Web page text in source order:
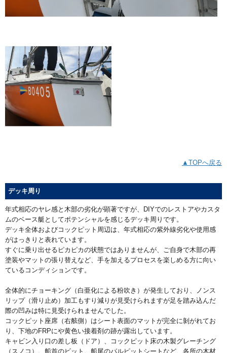
▲TOPへ戻る
デッキ周り
年式相応のヤレ感と木部の劣化が顕著ですが、DIYでのレストアやカスタ
ムのベース艇としてポテンシャルを感じるデッキ周りです。
デッキ全体およびコックピット周辺は、年式相応の紫外線劣化や使用感
がはっきりと表れています。
すぐに乗り出せるピカピカの状態ではありませんが、ご自身で木部の再
塗装やマットの張り替えなど、手を加えるプロセスを楽しめる方に向い
ているコンディションです。
全体的にチョーキング（白亜化による粉吹き）が発生しており、ノンス
リップ（滑り止め）加工もすり減りが見受けられますが足を踏み込んだ
際の凹みは特に見受けられませんでした。
コックピット座席（右舷側）はシート表面のマットが完全に剝がれてお
り、下地のFRPにや黄色い接着剤の跡が露出しています。
キャビン入り口の差し板（ドア）、コックピット床の木製グレーチング
（スノコ）、船首のビット、船尾のパルピットシートなど、各所の木材